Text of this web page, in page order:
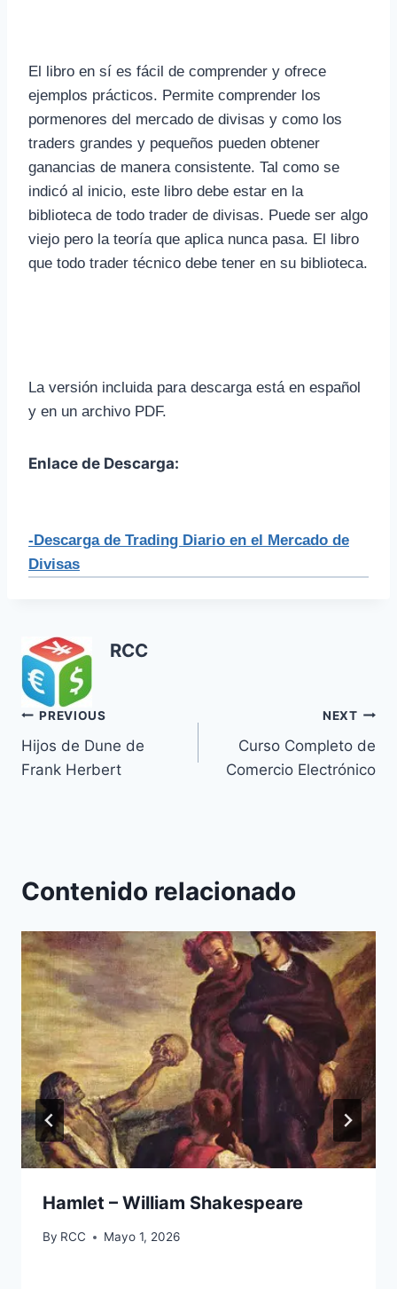
El libro en sí es fácil de comprender y ofrece
ejemplos prácticos. Permite comprender los
pormenores del mercado de divisas y como los
traders grandes y pequeños pueden obtener
ganancias de manera consistente. Tal como se
indicó al inicio, este libro debe estar en la
biblioteca de todo trader de divisas. Puede ser algo
viejo pero la teoría que aplica nunca pasa. El libro
que todo trader técnico debe tener en su biblioteca.
La versión incluida para descarga está en español
y en un archivo PDF.
Enlace de Descarga:
-Descarga de Trading Diario en el Mercado de
Divisas
RCC
Navegación
de
PREVIOUS
Hijos de Dune de
Frank Herbert
NEXT
Curso Completo de
Comercio Electrónico
Contenido relacionado
Hamlet – William Shakespeare
By RCC Mayo 1, 2026